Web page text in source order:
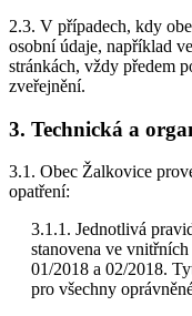
2.3. V případech, kdy
osobní údaje, například
stránkách, vždy předem
zveřejnění.
3. Technická a
3.1. Obec Žalkovice
opatření:
3.1.1. Jednotlivá
stanovena ve
01/2018 a 02/2018.
pro všechny